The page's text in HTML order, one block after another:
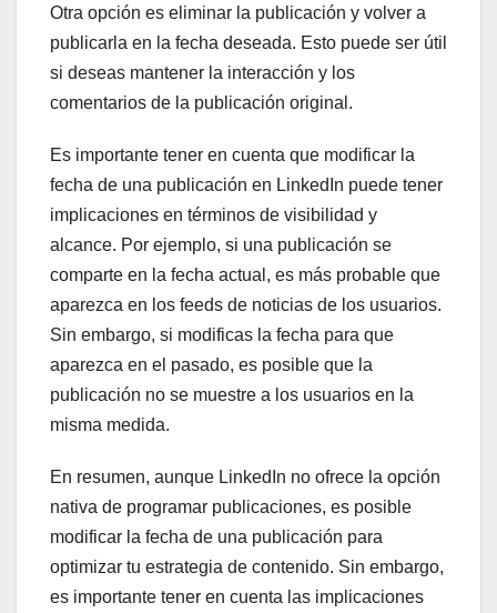
Otra opción es eliminar la publicación y volver a
publicarla en la fecha deseada. Esto puede ser útil
si deseas mantener la interacción y los
comentarios de la publicación original.
Es importante tener en cuenta que modificar la
fecha de una publicación en LinkedIn puede tener
implicaciones en términos de visibilidad y
alcance. Por ejemplo, si una publicación se
comparte en la fecha actual, es más probable que
aparezca en los feeds de noticias de los usuarios.
Sin embargo, si modificas la fecha para que
aparezca en el pasado, es posible que la
publicación no se muestre a los usuarios en la
misma medida.
En resumen, aunque LinkedIn no ofrece la opción
nativa de programar publicaciones, es posible
modificar la fecha de una publicación para
optimizar tu estrategia de contenido. Sin embargo,
es importante tener en cuenta las implicaciones